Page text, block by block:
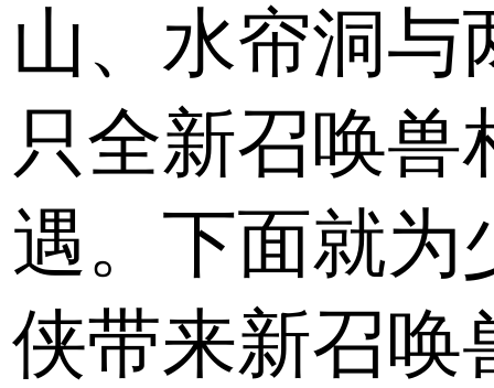
山、水帘洞与
只全新召唤兽
遇。下面就为
侠带来新召唤